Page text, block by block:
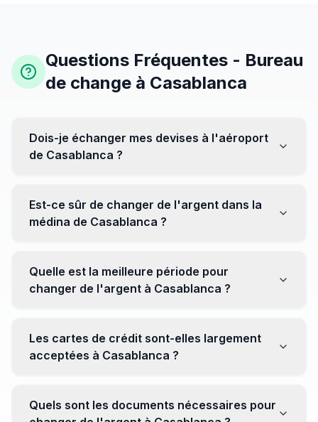
Questions Fréquentes - Bureau
de change à Casablanca
Dois-je échanger mes devises à l'aéroport
de Casablanca ?
être moins avantageux. Orientez-vous plutôt vers les
bureaux de change en ville pour obtenir de meilleurs
Est-ce sûr de changer de l'argent dans la
médina de Casablanca ?
établissements réputés pour éviter les surprises.
Quelle est la meilleure période pour
changer de l'argent à Casablanca ?
soyez attentif aux fluctuations pour maximiser la valeur
de vos devises.
Les cartes de crédit sont-elles largement
acceptées à Casablanca ?
Cependant, avoir un peu de monnaie locale peut être
Quels sont les documents nécessaires pour